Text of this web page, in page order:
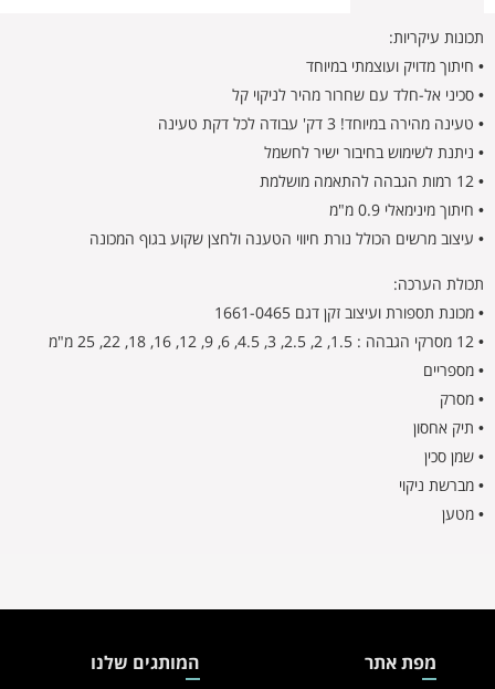
תכונות עיקריות:
• חיתוך מדויק ועוצמתי במיוחד
• סכיני אל-חלד עם שחרור מהיר לניקוי קל
• טעינה מהירה במיוחד! 3 דק' עבודה לכל דקת טעינה
• ניתנת לשימוש בחיבור ישיר לחשמל
• 12 רמות הגבהה להתאמה מושלמת
• חיתוך מינימאלי 0.9 מ"מ
• עיצוב מרשים הכולל נורת חיווי הטענה ולחצן שקוע בגוף המכונה
תכולת הערכה:
• מכונת תספורת ועיצוב זקן דגם 1661-0465
• 12 מסרקי הגבהה : 1.5, 2, 2.5, 3, 4.5, 6, 9, 12, 16, 18, 22, 25 מ"מ
• מספריים
• מסרק
• תיק אחסון
• שמן סכין
• מברשת ניקוי
• מטען
מפת אתר המותגים שלנו